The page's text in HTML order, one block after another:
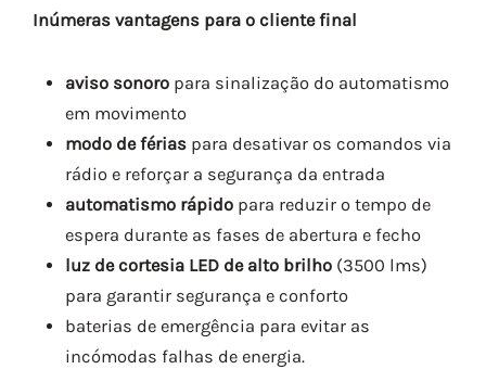
Inúmeras vantagens para o cliente final
aviso sonoro para sinalização do automatismo
em movimento
modo de férias para desativar os comandos via
rádio e reforçar a segurança da entrada
automatismo rápido para reduzir o tempo de
espera durante as fases de abertura e fecho
luz de cortesia LED de alto brilho (3500 lms)
para garantir segurança e conforto
baterias de emergência para evitar as
incómodas falhas de energia.